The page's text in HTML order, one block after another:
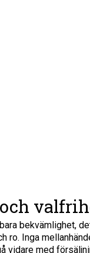
bekvämlighet,
ro. Inga
vidare med